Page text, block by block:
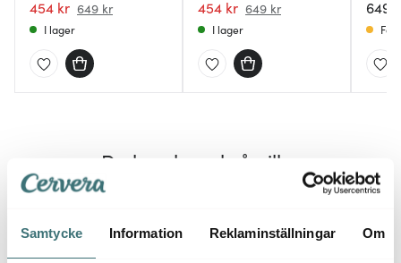
Samtycke Information Reklaminställningar Om
454 kr 649 kr
I lager
454 kr 649 kr
I lager
649
Få
Du kanske också gillar